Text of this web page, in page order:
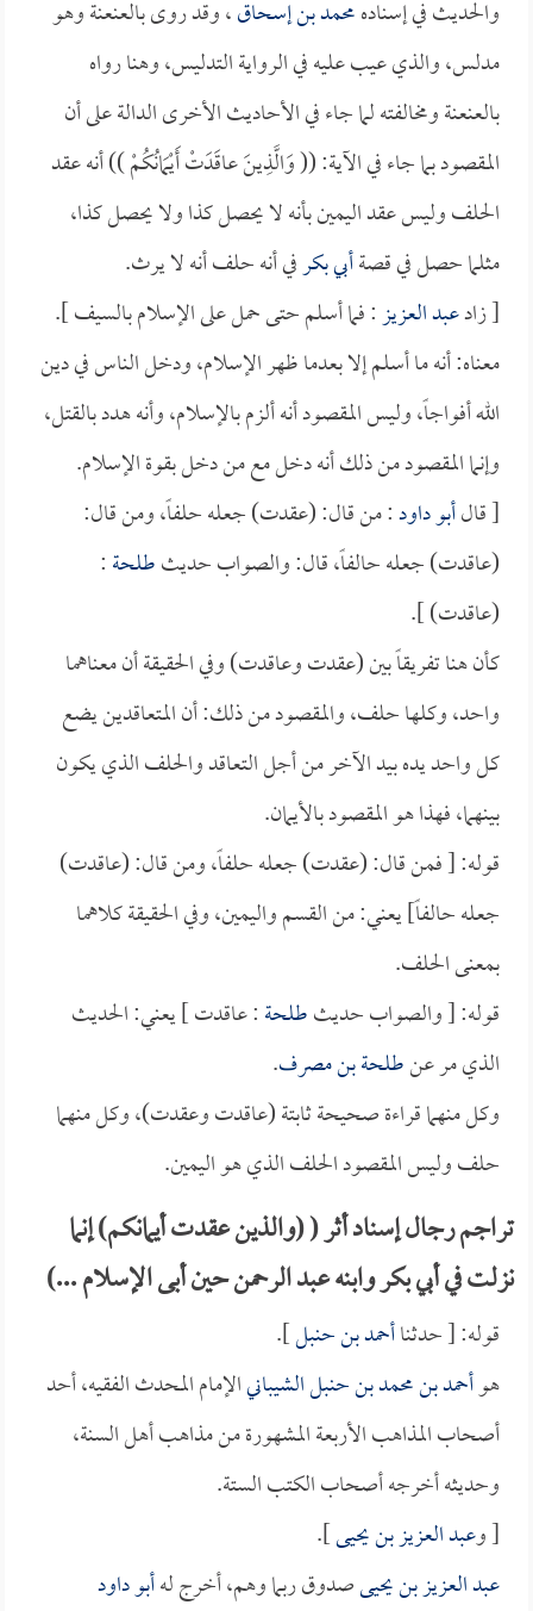
والحديث في إسنادهمحمد بن إسحاق، وقد روى بالعنعنة وهو
مدلس، والذي عيب عليه في الرواية التدليس، وهنا رواه
بالعنعنة ومخالفته لما جاء في الأحاديث الأخرى الدالة على أن
المقصود بما جاء في الآية: (( وَالَّذِينَ عاقَدَتْ أَيْمَانُكُمْ )) أنه عقد
الحلف وليس عقد اليمين بأنه لا يحصل كذا ولا يحصل كذا،
مثلما حصل في قصةأبي بكرفي أنه حلف أنه لا يرث.
[ زادعبد العزيز: فما أسلم حتى حمل على الإسلام بالسيف ].
معناه: أنه ما أسلم إلا بعدما ظهر الإسلام، ودخل الناس في دين
الله أفواجاً، وليس المقصود أنه ألزم بالإسلام، وأنه هدد بالقتل،
وإنما المقصود من ذلك أنه دخل مع من دخل بقوة الإسلام.
[ قالأبو داود: من قال: (عقدت) جعله حلفاً، ومن قال:
(عاقدت) جعله حالفاً، قال: والصواب حديثطلحة:
(عاقدت) ].
كأن هنا تفريقاً بين (عقدت وعاقدت) وفي الحقيقة أن معناهما
واحد، وكلها حلف، والمقصود من ذلك: أن المتعاقدين يضع
كل واحد يده بيد الآخر من أجل التعاقد والحلف الذي يكون
بينهما، فهذا هو المقصود بالأيمان.
قوله: [ فمن قال: (عقدت) جعله حلفاً، ومن قال: (عاقدت)
جعله حالفاً] يعني: من القسم واليمين، وفي الحقيقة كلاهما
بمعنى الحلف.
قوله: [ والصواب حديثطلحة: عاقدت ] يعني: الحديث
الذي مر عنطلحة بن مصرف.
وكل منهما قراءة صحيحة ثابتة (عاقدت وعقدت)، وكل منهما
حلف وليس المقصود الحلف الذي هو اليمين.
تراجم رجال إسناد أثر ( (والذين عقدت أيمانكم) إنما
نزلت في أبي بكر وابنه عبد الرحمن حين أبى الإسلام ...)
قوله: [ حدثناأحمد بن حنبل].
هوأحمد بن محمد بن حنبل الشيبانيالإمام المحدث الفقيه، أحد
أصحاب المذاهب الأربعة المشهورة من مذاهب أهل السنة،
وحديثه أخرجه أصحاب الكتب الستة.
[ وعبد العزيز بن يحيى].
عبد العزيز بن يحيىصدوق ربما وهم، أخرج لهأبو داود